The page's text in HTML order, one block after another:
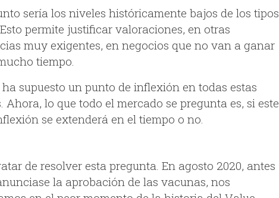
sería los niveles históricamente bajos de los tipos
permite justificar valoraciones, en otras
muy exigentes, en negocios que no van a ganar
tiempo.
supuesto un punto de inflexión en todas estas
Ahora, lo que todo el mercado se pregunta es, si este
se extenderá en el tiempo o no.
de resolver esta pregunta. En agosto 2020, antes
la aprobación de las vacunas, nos